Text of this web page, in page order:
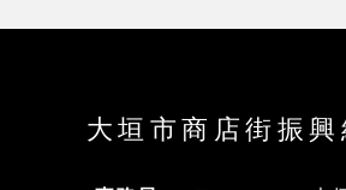
大垣市商店街振